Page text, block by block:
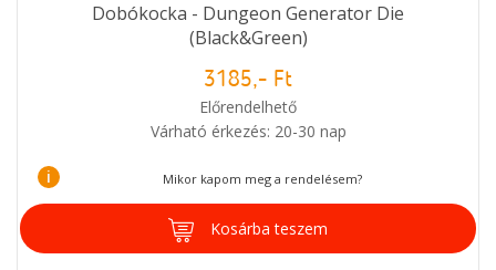
Dobókocka - Dungeon Generator Die
(Black&Green)
3185,- Ft
Előrendelhető
Várható érkezés: 20-30 nap
i Mikor kapom meg a rendelésem?
Kosárba teszem